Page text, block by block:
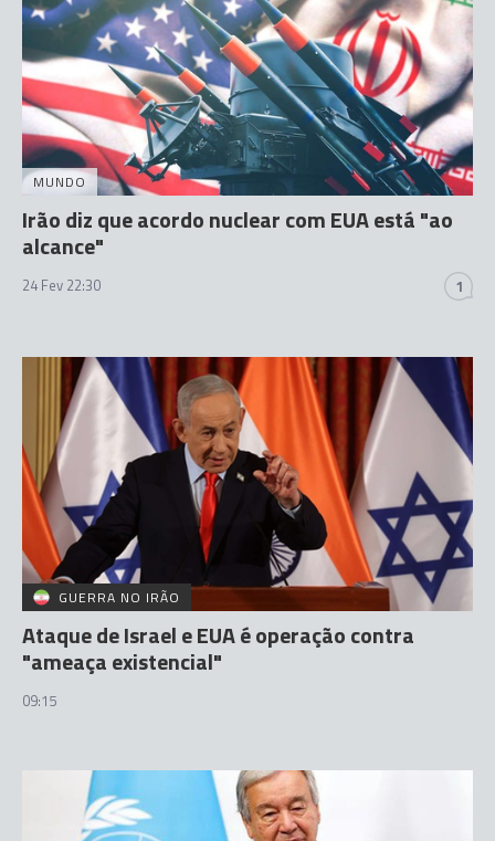
MUNDO
Irão diz que acordo nuclear com EUA está "ao
alcance"
24 Fev 22:30 1
GUERRA NO IRÃO
Ataque de Israel e EUA é operação contra
"ameaça existencial"
09:15